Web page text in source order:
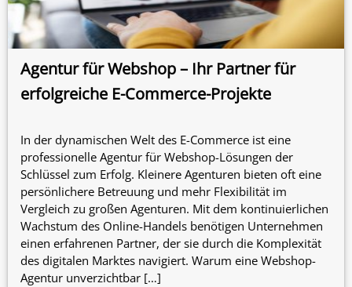
Agentur für Webshop – Ihr Partner für
erfolgreiche E-Commerce-Projekte
In der dynamischen Welt des E-Commerce ist eine
professionelle Agentur für Webshop-Lösungen der
Schlüssel zum Erfolg. Kleinere Agenturen bieten oft eine
persönlichere Betreuung und mehr Flexibilität im
Vergleich zu großen Agenturen. Mit dem kontinuierlichen
Wachstum des Online-Handels benötigen Unternehmen
einen erfahrenen Partner, der sie durch die Komplexität
des digitalen Marktes navigiert. Warum eine Webshop-
Agentur unverzichtbar […]